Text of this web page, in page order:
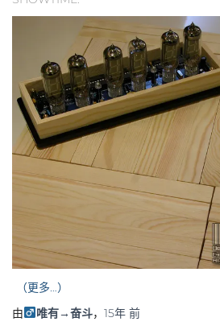
（更多…）
由
唯有→奋斗， 15年前